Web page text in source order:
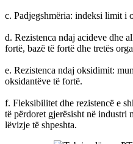
c. Padjegshmëria: indeksi limit i
d. Rezistenca ndaj acideve dhe
fortë, bazë të fortë dhe tretës
e. Rezistenca ndaj oksidimit:
oksidantëve të fortë.
f. Fleksibilitet dhe rezistencë e
të përdoret gjerësisht në industri
lëvizje të shpeshta.